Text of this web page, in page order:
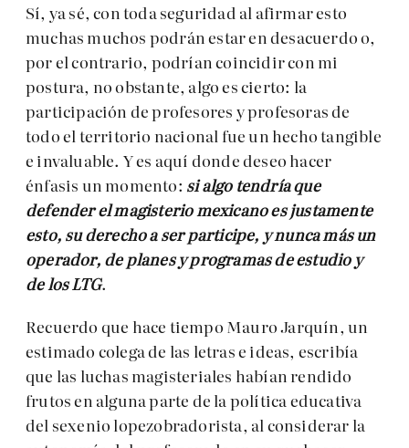
Sí, ya sé, con toda seguridad al afirmar esto
muchas muchos podrán estar en desacuerdo o,
por el contrario, podrían coincidir con mi
postura, no obstante, algo es cierto: la
participación de profesores y profesoras de
todo el territorio nacional fue un hecho tangible
e invaluable. Y es aquí donde deseo hacer
énfasis un momento: si algo tendría que
defender el magisterio mexicano es justamente
esto, su derecho a ser participe, y nunca más un
operador, de planes y programas de estudio y
de los LTG.
Recuerdo que hace tiempo Mauro Jarquín, un
estimado colega de las letras e ideas, escribía
que las luchas magisteriales habían rendido
frutos en alguna parte de la política educativa
del sexenio lopezobradorista, al considerar la